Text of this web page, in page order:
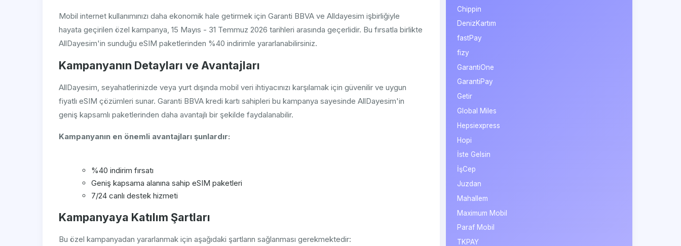
Mobil internet kullanımınızı daha ekonomik hale getirmek için Garanti BBVA ve Alldayesim işbirliğiyle
hayata geçirilen özel kampanya, 15 Mayıs - 31 Temmuz 2026 tarihleri arasında geçerlidir. Bu fırsatla birlikte
AllDayesim'in sunduğu eSIM paketlerinden %40 indirimle yararlanabilirsiniz.
Kampanyanın Detayları ve Avantajları
AllDayesim, seyahatlerinizde veya yurt dışında mobil veri ihtiyacınızı karşılamak için güvenilir ve uygun
fiyatlı eSIM çözümleri sunar. Garanti BBVA kredi kartı sahipleri bu kampanya sayesinde AllDayesim'in
geniş kapsamlı paketlerinden daha avantajlı bir şekilde faydalanabilir.
Kampanyanın en önemli avantajları şunlardır:
%40 indirim fırsatı
Geniş kapsama alanına sahip eSIM paketleri
7/24 canlı destek hizmeti
Kampanyaya Katılım Şartları
Bu özel kampanyadan yararlanmak için aşağıdaki şartların sağlanması gerekmektedir:
Chippin
DenizKartım
fastPay
fizy
GarantiOne
GarantiPay
Getir
Global Miles
Hepsiexpress
Hopi
İste Gelsin
İşCep
Juzdan
Mahallem
Maximum Mobil
Paraf Mobil
TKPAY